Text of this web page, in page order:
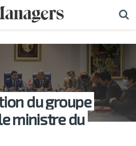
du groupe
ministre du